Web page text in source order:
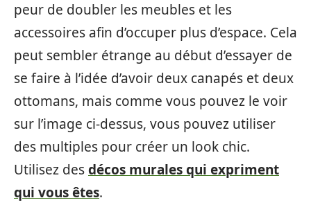
peur de doubler les meubles et les
accessoires afin d’occuper plus d’espace. Cela
peut sembler étrange au début d’essayer de
se faire à l’idée d’avoir deux canapés et deux
ottomans, mais comme vous pouvez le voir
sur l’image ci-dessus, vous pouvez utiliser
des multiples pour créer un look chic.
Utilisez desdécos murales qui expriment
qui vous êtes.